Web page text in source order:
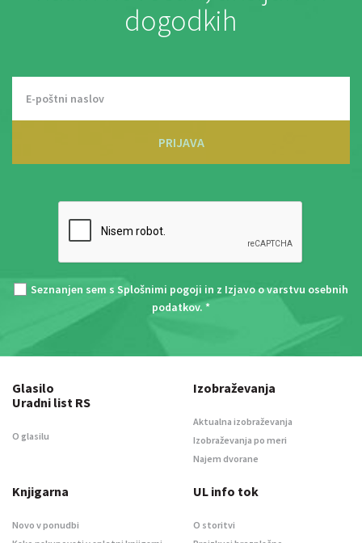
dogodkih
PRIJAVA
Seznanjen sem s Splošnimi pogoji in z Izjavo o varstvu osebnih
podatkov. *
Glasilo
Uradni list RS
O glasilu
Izobraževanja
Aktualna izobraževanja
Izobraževanja po meri
Najem dvorane
Knjigarna
Novo v ponudbi
UL info tok
O storitvi